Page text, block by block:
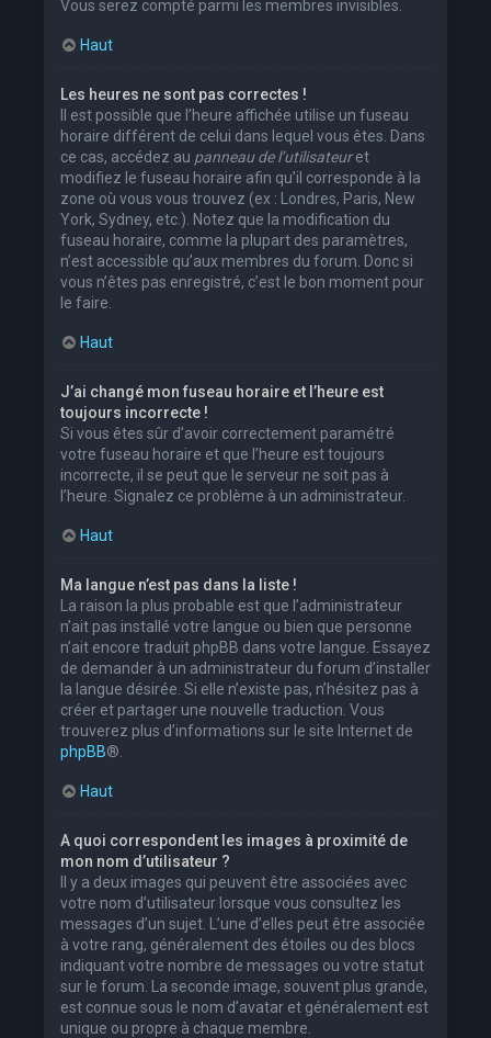
Vous serez compté parmi les membres invisibles.
Haut
Les heures ne sont pas correctes !
Il est possible que l’heure affichée utilise un fuseau
horaire différent de celui dans lequel vous êtes. Dans
ce cas, accédez au panneau de l’utilisateuret
modifiez le fuseau horaire afin qu’il corresponde à la
zone où vous vous trouvez (ex : Londres, Paris, New
York, Sydney, etc.). Notez que la modification du
fuseau horaire, comme la plupart des paramètres,
n’est accessible qu’aux membres du forum. Donc si
vous n’êtes pas enregistré, c’est le bon moment pour
le faire.
Haut
J’ai changé mon fuseau horaire et l’heure est
toujours incorrecte !
Si vous êtes sûr d’avoir correctement paramétré
votre fuseau horaire et que l’heure est toujours
incorrecte, il se peut que le serveur ne soit pas à
l’heure. Signalez ce problème à un administrateur.
Haut
Ma langue n’est pas dans la liste !
La raison la plus probable est que l’administrateur
n’ait pas installé votre langue ou bien que personne
n’ait encore traduit phpBB dans votre langue. Essayez
de demander à un administrateur du forum d’installer
la langue désirée. Si elle n’existe pas, n’hésitez pas à
créer et partager une nouvelle traduction. Vous
trouverez plus d’informations sur le site Internet de
phpBB®.
Haut
A quoi correspondent les images à proximité de
mon nom d’utilisateur ?
Il y a deux images qui peuvent être associées avec
votre nom d’utilisateur lorsque vous consultez les
messages d’un sujet. L’une d’elles peut être associée
à votre rang, généralement des étoiles ou des blocs
indiquant votre nombre de messages ou votre statut
sur le forum. La seconde image, souvent plus grande,
est connue sous le nom d’avatar et généralement est
unique ou propre à chaque membre.